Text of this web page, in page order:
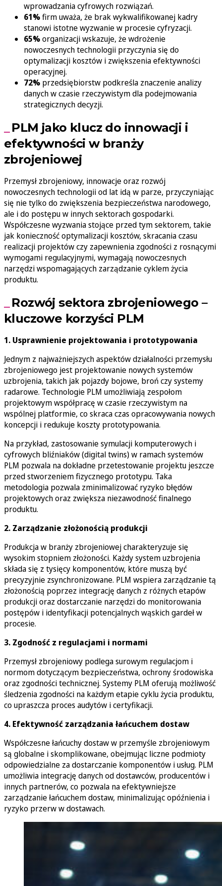
wprowadzania cyfrowych rozwiązań.
61%firm uważa, że brak wykwalifikowanej kadry
stanowi istotne wyzwanie w procesie cyfryzacji.
65%organizacji wskazuje, że wdrożenie
nowoczesnych technologii przyczynia się do
optymalizacji kosztów i zwiększenia efektywności
operacyjnej.
72% przedsiębiorstw podkreśla znaczenie analizy
danych w czasie rzeczywistym dla podejmowania
strategicznych decyzji.
PLM jako klucz do innowacji i
efektywności w branży
zbrojeniowej
Przemysł zbrojeniowy, innowacje oraz rozwój
nowoczesnych technologii od lat idą w parze, przyczyniając
się nie tylko do zwiększenia bezpieczeństwa narodowego,
ale i do postępu w innych sektorach gospodarki.
Współczesne wyzwania stojące przed tym sektorem, takie
jak konieczność optymalizacji kosztów, skracania czasu
realizacji projektów czy zapewnienia zgodności z rosnącymi
wymogami regulacyjnymi, wymagają nowoczesnych
narzędzi wspomagających zarządzanie cyklem życia
produktu.
Rozwój sektora zbrojeniowego –
kluczowe korzyści PLM
1. Usprawnienie projektowania i prototypowania
Jednym z najważniejszych aspektów działalności przemysłu
zbrojeniowego jest projektowanie nowych systemów
uzbrojenia, takich jak pojazdy bojowe, broń czy systemy
radarowe. Technologie PLM umożliwiają zespołom
projektowym współpracę w czasie rzeczywistym na
wspólnej platformie, co skraca czas opracowywania nowych
koncepcji i redukuje koszty prototypowania.
Na przykład, zastosowanie symulacji komputerowych i
cyfrowych bliźniaków (digital twins) w ramach systemów
PLM pozwala na dokładne przetestowanie projektu jeszcze
przed stworzeniem fizycznego prototypu. Taka
metodologia pozwala zminimalizować ryzyko błędów
projektowych oraz zwiększa niezawodność finalnego
produktu.
2. Zarządzanie złożonością produkcji
Produkcja w branży zbrojeniowej charakteryzuje się
wysokim stopniem złożoności. Każdy system uzbrojenia
składa się z tysięcy komponentów, które muszą być
precyzyjnie zsynchronizowane. PLM wspiera zarządzanie tą
złożonością poprzez integrację danych z różnych etapów
produkcji oraz dostarczanie narzędzi do monitorowania
postępów i identyfikacji potencjalnych wąskich gardeł w
procesie.
3. Zgodność z regulacjami i normami
Przemysł zbrojeniowy podlega surowym regulacjom i
normom dotyczącym bezpieczeństwa, ochrony środowiska
oraz zgodności technicznej. Systemy PLM oferują możliwość
śledzenia zgodności na każdym etapie cyklu życia produktu,
co upraszcza proces audytów i certyfikacji.
4. Efektywność zarządzania łańcuchem dostaw
Współczesne łańcuchy dostaw w przemyśle zbrojeniowym
są globalne i skomplikowane, obejmując liczne podmioty
odpowiedzialne za dostarczanie komponentów i usług. PLM
umożliwia integrację danych od dostawców, producentów i
innych partnerów, co pozwala na efektywniejsze
zarządzanie łańcuchem dostaw, minimalizując opóźnienia i
ryzyko przerw w dostawach.